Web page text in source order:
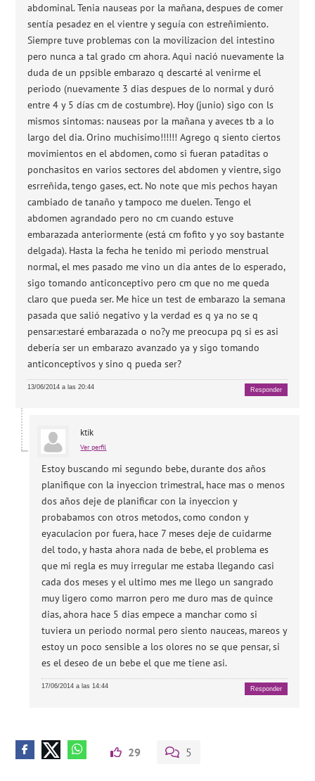
abdominal. Tenia nauseas por la mañana, despues de comer
sentía pesadez en el vientre y seguía con estreñimiento.
Siempre tuve problemas con la movilizacion del intestino
pero nunca a tal grado cm ahora. Aqui nació nuevamente la
duda de un ppsible embarazo q descarté al venirme el
periodo (nuevamente 3 dias despues de lo normal y duró
entre 4 y 5 días cm de costumbre). Hoy (junio) sigo con ls
mismos sintomas: nauseas por la mañana y aveces tb a lo
largo del dia. Orino muchisimo!!!!!! Agrego q siento ciertos
movimientos en el abdomen, como si fueran pataditas o
ponchasitos en varios sectores del abdomen y vientre, sigo
esrreñida, tengo gases, ect. No note que mis pechos hayan
cambiado de tanaño y tampoco me duelen. Tengo el
abdomen agrandado pero no cm cuando estuve
embarazada anteriormente (está cm fofito y yo soy bastante
delgada). Hasta la fecha he tenido mi periodo menstrual
normal, el mes pasado me vino un dia antes de lo esperado,
sigo tomando anticonceptivo pero cm que no me queda
claro que pueda ser. Me hice un test de embarazo la semana
pasada que salió negativo y la verdad es q ya no se q
pensar:estaré embarazada o no?y me preocupa pq si es asi
debería ser un embarazo avanzado ya y sigo tomando
anticonceptivos y sino q pueda ser?
13/06/2014 a las 20:44 Responder
ktik
Ver perfil
Estoy buscando mi segundo bebe, durante dos años
planifique con la inyeccion trimestral, hace mas o menos
dos años deje de planificar con la inyeccion y
probabamos con otros metodos, como condon y
eyaculacion por fuera, hace 7 meses deje de cuidarme
del todo, y hasta ahora nada de bebe, el problema es
que mi regla es muy irregular me estaba llegando casi
cada dos meses y el ultimo mes me llego un sangrado
muy ligero como marron pero me duro mas de quince
dias, ahora hace 5 dias empece a manchar como si
tuviera un periodo normal pero siento nauceas, mareos y
estoy un poco sensible a los olores no se que pensar, si
es el deseo de un bebe el que me tiene asi.
17/06/2014 a las 14:44 Responder
29 5